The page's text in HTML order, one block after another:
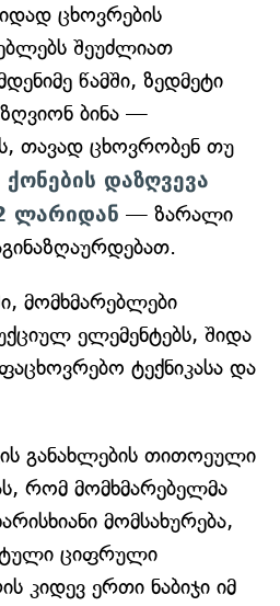
ცხოვრების
შეუძლიათ
წამში, ზედმეტი
ბინა —
თავად ცხოვრობენ თუ
ქონების დაზღვევა
ლარიდან — ზარალი
მომხმარებლები
ელემენტებს, შიდა
ტექნიკასა და
განახლების თითოეული
რომ მომხმარებელმა
მომსახურება,
ციფრული
კიდევ ერთი ნაბიჯი იმ